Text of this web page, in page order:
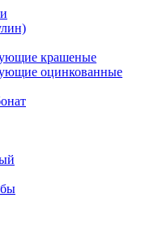
крашеные
оцинкованные